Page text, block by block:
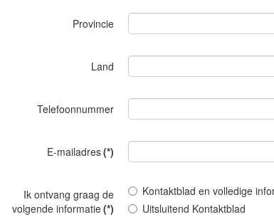
Provincie
Land
Telefoonnummer
E-mailadres(*)
Ik ontvang graag de
volgende informatie(*)
Kontaktblad en volledige
Uitsluitend Kontaktblad